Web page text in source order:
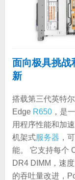
面向极具挑战
新
搭载第三代英特
Edge R650，是
用程序性能和加
机架式服务器 ，
能。 它支持每个
DR4 DIMM，速
的吞吐量改进，